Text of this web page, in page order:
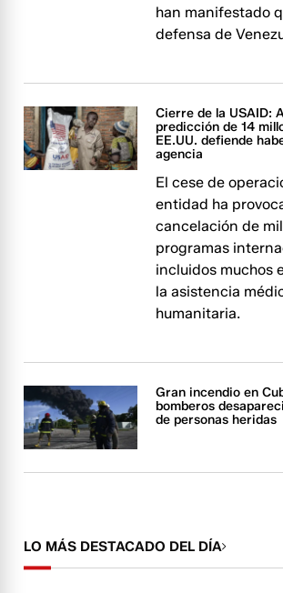
han manifestado
defensa de
Cierre de la USAID:
predicción de 14
EE.UU. defiende
agencia
El cese de
entidad ha
cancelación de
programas
incluidos muchos
la asistencia
humanitaria.
Gran incendio en
bomberos
de personas heridas
LO MÁS DESTACADO DEL DÍA